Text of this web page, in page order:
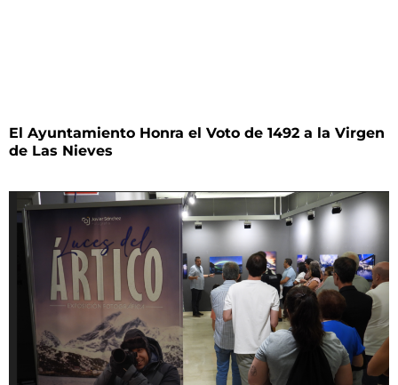
El Ayuntamiento Honra el Voto de 1492 a la Virgen
de Las Nieves